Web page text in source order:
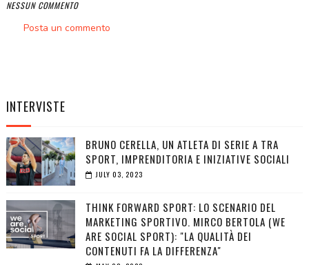
NESSUN COMMENTO
Posta un commento
INTERVISTE
BRUNO CERELLA, UN ATLETA DI SERIE A TRA
SPORT, IMPRENDITORIA E INIZIATIVE SOCIALI
JULY 03, 2023
THINK FORWARD SPORT: LO SCENARIO DEL
MARKETING SPORTIVO. MIRCO BERTOLA (WE
ARE SOCIAL SPORT): "LA QUALITÀ DEI
CONTENUTI FA LA DIFFERENZA"